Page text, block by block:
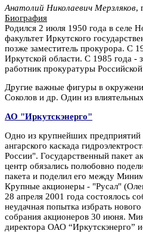
Анатолий Николаевич Мерзляков,
Биография
Родился 2 июля 1950 года в селе
факультет Иркутского
позже заместитель прокурора. С
Иркутской области. С 1985 года -
работник прокуратуры
Другие важные фигуры в
Соколов и др. Один из
АО "Иркутскэнерго"
Одно из крупнейших предприятий
ангарского каскада
России". Государственный пакет
центр обязались полюбовно
пакета и поделил его между
Крупные акционеры - "Русал"
28 апреля 2001 года состоялось
неудачная попытка избрать
собрания акционеров 30 июня.
директора ОАО “Иркутскэнерго”